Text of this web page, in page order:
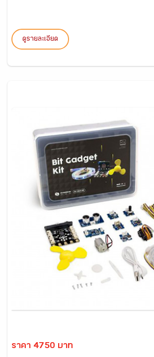
ดูรายละเอียด
ราคา 4750 บาท